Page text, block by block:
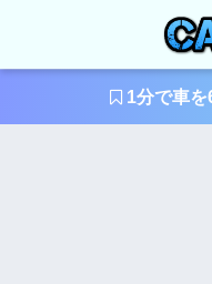
1分で車